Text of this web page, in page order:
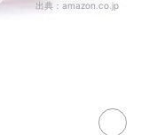
出典： amazon.co.jp